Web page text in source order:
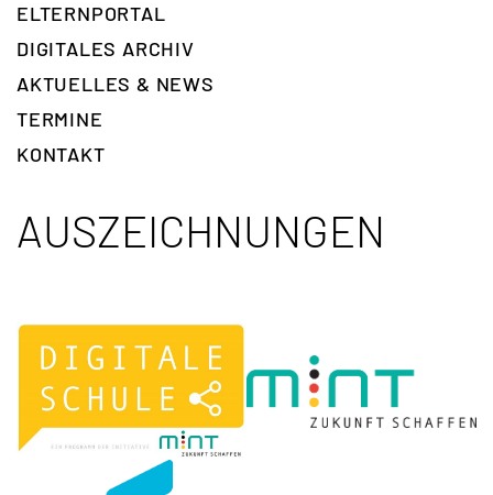
ELTERNPORTAL
DIGITALES ARCHIV
AKTUELLES & NEWS
TERMINE
KONTAKT
AUSZEICHNUNGEN